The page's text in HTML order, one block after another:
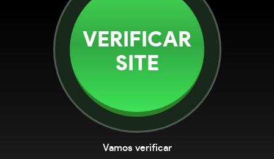
VERIFICAR
SITE
Vamos verificar